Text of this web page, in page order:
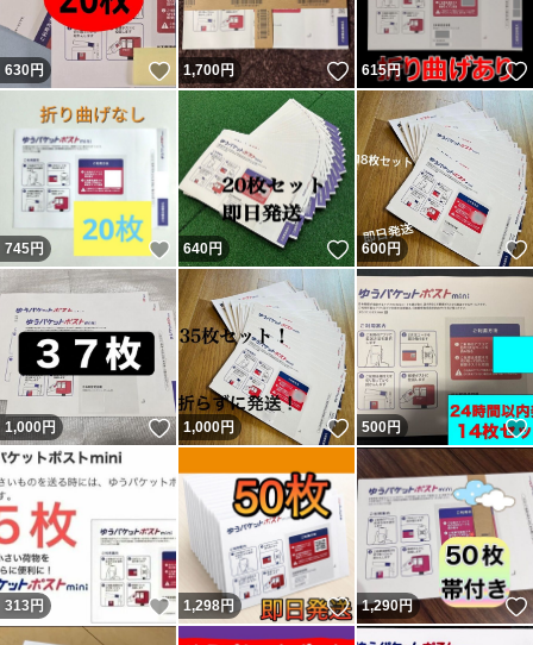
630円 いいね！
1,700円 いいね！
615円
745円 いいね！
640円 いいね！
600円
1,000円 いいね！
1,000円 いいね！
500円
313円 いいね！
1,298円 いいね！
1,290円